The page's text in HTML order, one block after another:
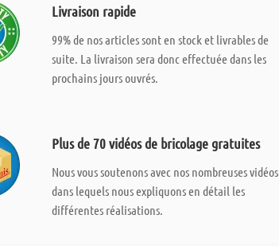
Livraison rapide
99% de nos articles sont en stock et livrables de
suite. La livraison sera donc effectuée dans les
prochains jours ouvrés.
Plus de 70 vidéos de bricolage gratuites
Nous vous soutenons avec nos nombreuses vidéos
dans lequels nous expliquons en détail les
différentes réalisations.